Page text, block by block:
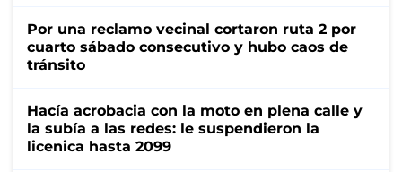
Por una reclamo vecinal cortaron ruta 2 por
cuarto sábado consecutivo y hubo caos de
tránsito
Hacía acrobacia con la moto en plena calle y
la subía a las redes: le suspendieron la
licenica hasta 2099